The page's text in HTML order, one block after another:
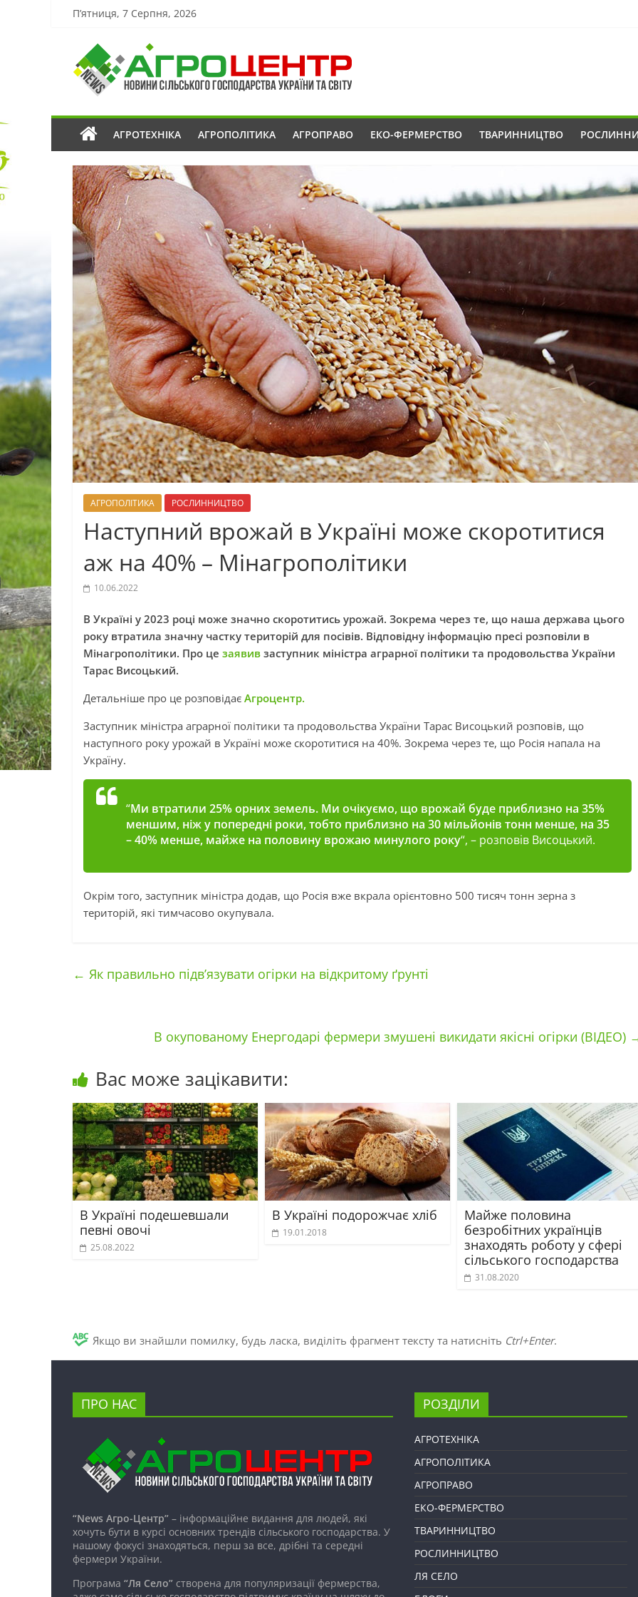
П’ятниця, 7 Серпня, 2026
АГРОТЕХНІКА АГРОПОЛІТИКА АГРОПРАВО ЕКО-ФЕРМЕРСТВО ТВАРИННИЦТВО
АГРОПОЛІТИКА РОСЛИННИЦТВО
Наступний врожай в Україні може скоротитися
аж на 40% – Мінагрополітики
10.06.2022
В Україні у 2023 році може значно скоротитись урожай. Зокрема через те, що наша держава цього
року втратила значну частку територій для посівів. Відповідну інформацію пресі розповіли в
Мінагрополітики. Про це заявив заступник міністра аграрної політики та продовольства України
Тарас Висоцький.
Детальніше про це розповідає Агроцентр.
Заступник міністра аграрної політики та продовольства України Тарас Висоцький розповів, що
наступного року урожай в Україні може скоротитися на 40%. Зокрема через те, що Росія напала на
Україну.
“Ми втратили 25% орних земель. Ми очікуємо, що врожай буде приблизно на 35%
меншим, ніж у попередні роки, тобто приблизно на 30 мільйонів тонн менше, на 35
– 40% менше, майже на половину врожаю минулого року“, – розповів Висоцький.
Окрім того, заступник міністра додав, що Росія вже вкрала орієнтовно 500 тисяч тонн зерна з
територій, які тимчасово окупувала.
← Як правильно підв’язувати огірки на відкритому ґрунті
В окупованому Енергодарі фермери змушені викидати якісні огірки (ВІДЕО)
Вас може зацікавити:
В Україні подешевшали
певні овочі
25.08.2022
В Україні подорожчає хліб
19.01.2018
Майже половина
безробітних українців
знаходять роботу у сфері
сільського господарства
31.08.2020
Якщо ви знайшли помилку, будь ласка, виділіть фрагмент тексту та натисніть Ctrl+Enter.
ПРО НАС
“News Агро-Центр” – інформаційне видання для людей, які
хочуть бути в курсі основних трендів сільського господарства. У
нашому фокусі знаходяться, перш за все, дрібні та середні
фермери України.
Програма “Ля Село” створена для популяризації фермерства,
РОЗДІЛИ
АГРОТЕХНІКА
АГРОПОЛІТИКА
АГРОПРАВО
ЕКО-ФЕРМЕРСТВО
ТВАРИННИЦТВО
РОСЛИННИЦТВО
ЛЯ СЕЛО